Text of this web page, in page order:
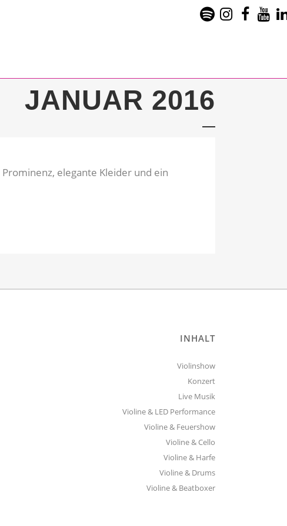
JANUAR 2016
elegante Kleider und ein
INHALT
Violinshow
Konzert
Live Musik
Violine & LED Performance
Violine & Feuershow
Violine & Cello
Violine & Harfe
Violine & Drums
Violine & Beatboxer